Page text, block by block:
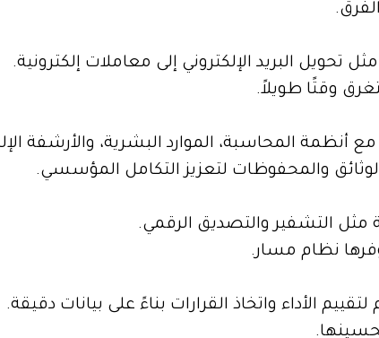
تحويل البريد الإلكتروني إلى معاملات إلكترونية.
وقتًا طويلاً.
أنظمة المحاسبة، الموارد البشرية، والأرشفة
والمحفوظات لتعزيز التكامل المؤسسي.
مثل التشفير والتصديق الرقمي.
نظام مسار.
الأداء واتخاذ القرارات بناءً على بيانات دقيقة.